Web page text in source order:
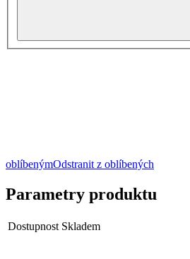
oblíbenýmOdstranit z oblíbených
Parametry produktu
Dostupnost Skladem